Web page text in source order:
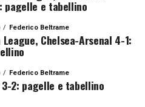
pagelle e tabellino
Federico Beltrame
League, Chelsea-Arsenal 4-1:
Federico Beltrame
3-2: pagelle e tabellino